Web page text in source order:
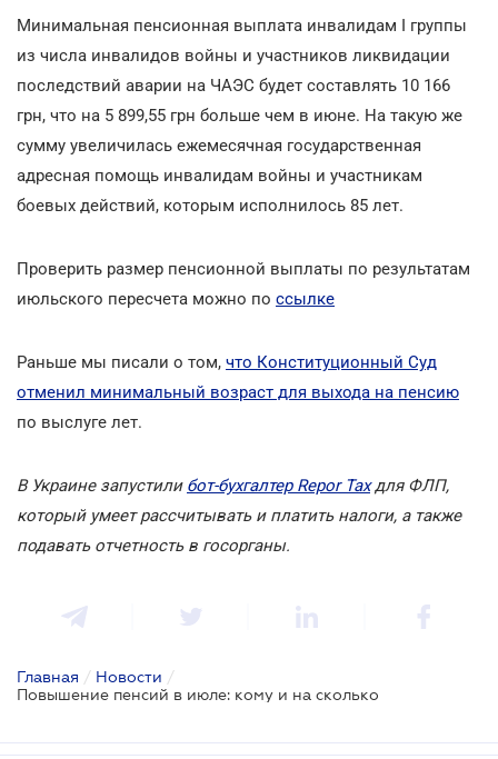
Минимальная пенсионная выплата инвалидам I группы
из числа инвалидов войны и участников ликвидации
последствий аварии на ЧАЭС будет составлять 10 166
грн, что на 5 899,55 грн больше чем в июне. На такую же
сумму увеличилась ежемесячная государственная
адресная помощь инвалидам войны и участникам
боевых действий, которым исполнилось 85 лет.
Проверить размер пенсионной выплаты по результатам
июльского пересчета можно по ссылке
Раньше мы писали о том, что Конституционный Суд
отменил минимальный возраст для выхода на пенсию
по выслуге лет.
В Украине запустили бот-бухгалтер Repor Taxдля ФЛП,
который умеет рассчитывать и платить налоги, а также
подавать отчетность в госорганы.
Главная / Новости /
Повышение пенсий в июле: кому и на сколько